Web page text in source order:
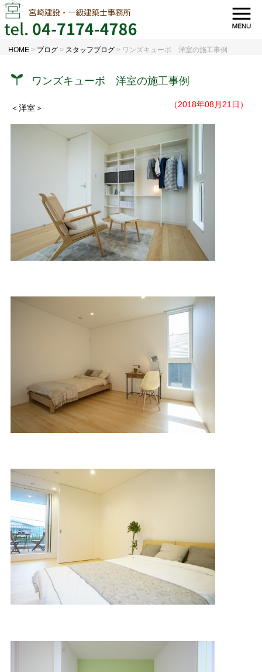
HOME > ブログ > スタッフブログ > ワンズキューボ 洋室の施工事例
ワンズキューボ 洋室の施工事例
（2018年08月21日）
＜洋室＞